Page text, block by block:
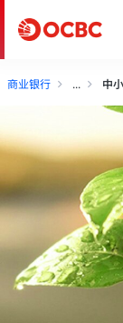
商业银行 中